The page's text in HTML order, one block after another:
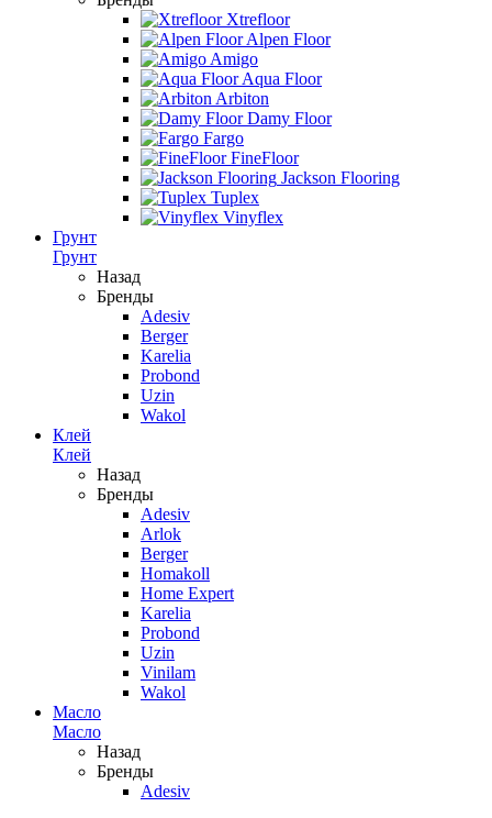
Xtrefloor
Alpen Floor
Amigo
Aqua Floor
Arbiton
Damy Floor
Fargo
FineFloor
Jackson Flooring
Tuplex
Vinyflex
Грунт
Грунт
Назад
Бренды
Adesiv
Berger
Karelia
Probond
Uzin
Wakol
Клей
Клей
Назад
Бренды
Adesiv
Arlok
Berger
Homakoll
Home Expert
Karelia
Probond
Uzin
Vinilam
Wakol
Масло
Масло
Назад
Бренды
Adesiv